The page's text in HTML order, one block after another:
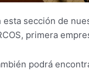
esta sección de
primera
podrá